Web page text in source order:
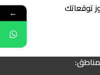
توقعاتك
←